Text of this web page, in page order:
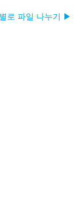
로 파일 나누기 ▶︎